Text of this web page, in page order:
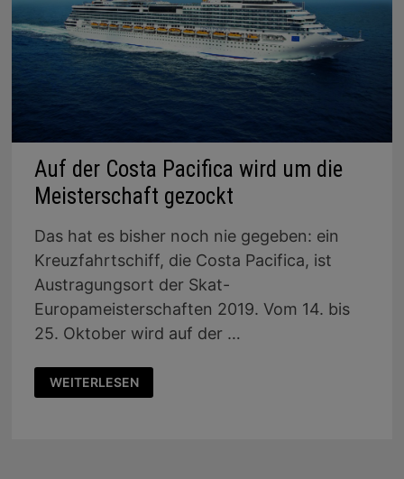
Auf der Costa Pacifica wird um die
Meisterschaft gezockt
Das hat es bisher noch nie gegeben: ein
Kreuzfahrtschiff, die Costa Pacifica, ist
Austragungsort der Skat-
Europameisterschaften 2019. Vom 14. bis
25. Oktober wird auf der …
AUF
DER
COSTA
WEITERLESEN